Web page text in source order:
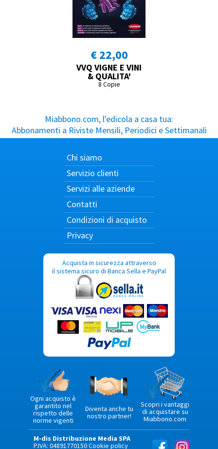
€ 22,00
VVQ VIGNE E VINI
& QUALITA'
8 Copie
Miabbono.com, l'edicola a casa tua:
Abbonamenti a Riviste Mensili, Periodici e Settimanali
Chi siamo
Servizio clienti
Servizi alle aziende
Contatti
Condizioni di acquisto
Privacy
Acquista in sicurezza attraverso
il sistema sicuro di Banca Sella e PayPal
Ogni acquisto è
garantito nel
rispetto delle
norme vigenti
Diventa anche tu
nostro partner!
Scopri i vantaggi
di acquistare su
Miabbono.com
M-dis Distribuzione Media SPA
P.IVA: 04891770150Cookie policy